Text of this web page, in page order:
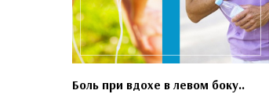
Боль при вдохе в левом боку..